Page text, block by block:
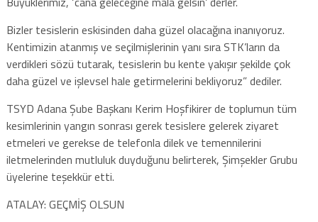
Bizler tesislerin eskisinden daha güzel olacağına inanıyoruz.
Kentimizin atanmış ve seçilmişlerinin yanı sıra STK’ların da
verdikleri sözü tutarak, tesislerin bu kente yakışır şekilde çok
daha güzel ve işlevsel hale getirmelerini bekliyoruz” dediler.
TSYD Adana Şube Başkanı Kerim Hoşfikirer de toplumun tüm
kesimlerinin yangın sonrası gerek tesislere gelerek ziyaret
etmeleri ve gerekse de telefonla dilek ve temennilerini
iletmelerinden mutluluk duyduğunu belirterek, Şimşekler Grubu
üyelerine teşekkür etti.
ATALAY: GEÇMİŞ OLSUN